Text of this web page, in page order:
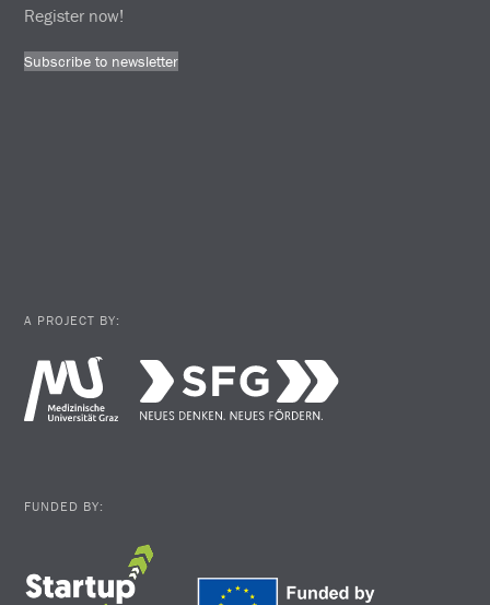
Register now!
Subscribe to newsletter
A PROJECT BY:
FUNDED BY: